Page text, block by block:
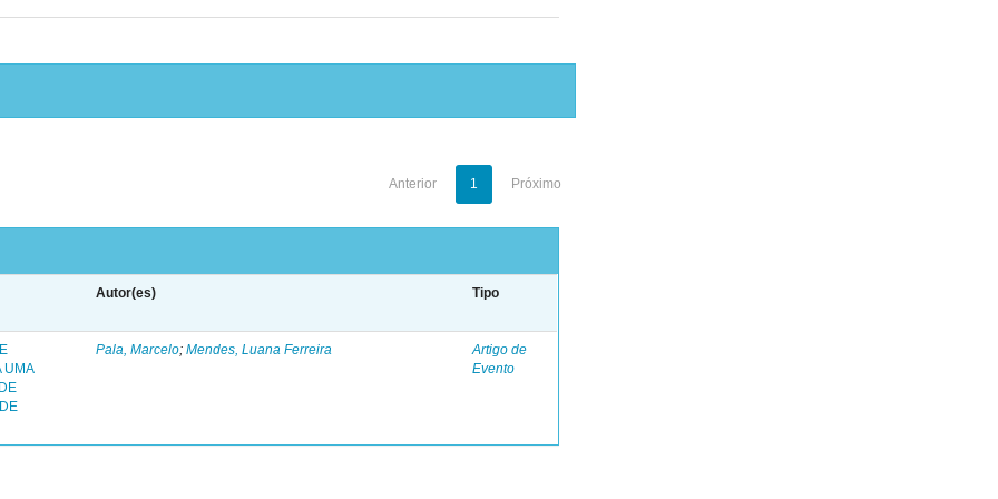
Anterior 1 Próximo
Autor(es) Tipo
UMA
Pala, Marcelo;Mendes, Luana Ferreira
Artigo de
Evento